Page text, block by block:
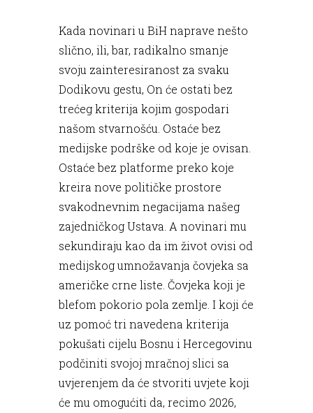
Kada novinari u BiH naprave nešto
slično, ili, bar, radikalno smanje
svoju zainteresiranost za svaku
Dodikovu gestu, On će ostati bez
trećeg kriterija kojim gospodari
našom stvarnošću. Ostaće bez
medijske podrške od koje je ovisan.
Ostaće bez platforme preko koje
kreira nove političke prostore
svakodnevnim negacijama našeg
zajedničkog Ustava. A novinari mu
sekundiraju kao da im život ovisi od
medijskog umnožavanja čovjeka sa
američke crne liste. Čovjeka koji je
blefom pokorio pola zemlje. I koji će
uz pomoć tri navedena kriterija
pokušati cijelu Bosnu i Hercegovinu
podčiniti svojoj mračnoj slici sa
uvjerenjem da će stvoriti uvjete koji
će mu omogućiti da, recimo 2026,